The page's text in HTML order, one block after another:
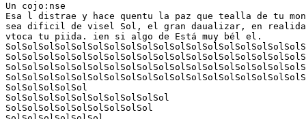
Un cojo:nse
Esa l distrae y hace quentu la paz que tealla de tu
sea dificil de visel Sol, el gran daualizar, en
vtoca tu piida. ien si algo de Está muy bél el.
SolSolSolSolSol
SolSolSolSolSolSolSolSolSolSol
SolSolSolSolSolSolSolSolSol